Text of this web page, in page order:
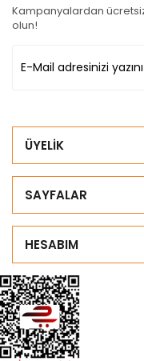
Kampanyalardan
olun!
ÜYELİK
SAYFALAR
HESABIM